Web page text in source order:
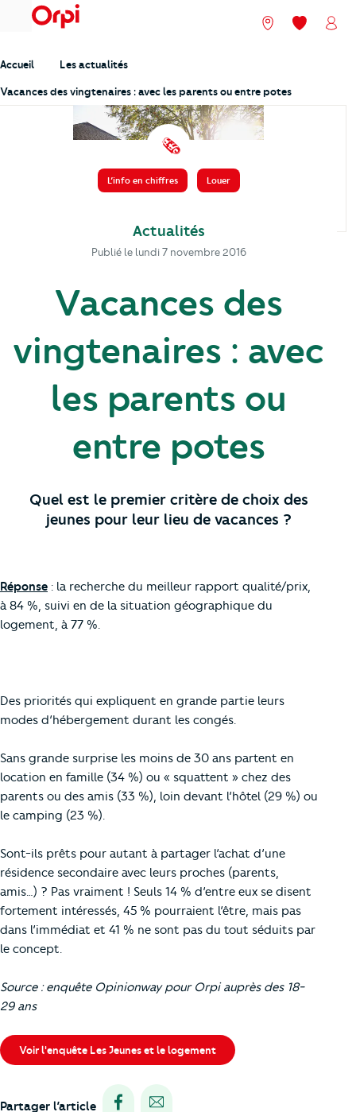
menu Nos agences
Mes
Accueil Les actualités
Vacances des vingtenaires : avec les parents ou entre potes
️ 🗞️
L’info en chiffres Louer
Actualités
Publié le lundi 7 novembre 2016
Vacances des
vingtenaires : avec
les parents ou
entre potes
Quel est le premier critère de choix des
jeunes pour leur lieu de vacances ?
Réponse : la recherche du meilleur rapport qualité/prix,
à 84 %, suivi en de la situation géographique du
logement, à 77 %.
Des priorités qui expliquent en grande partie leurs
modes d’hébergement durant les congés.
Sans grande surprise les moins de 30 ans partent en
location en famille (34 %) ou « squattent » chez des
parents ou des amis (33 %), loin devant l’hôtel (29 %) ou
le camping (23 %).
Sont-ils prêts pour autant à partager l’achat d’une
résidence secondaire avec leurs proches (parents,
amis…) ? Pas vraiment ! Seuls 14 % d’entre eux se disent
fortement intéressés, 45 % pourraient l’être, mais pas
dans l’immédiat et 41 % ne sont pas du tout séduits par
le concept.
Source : enquête Opinionway pour Orpi auprès des 18-
29 ans
Voir l'enquête Les Jeunes et le logement
Partager l’article
Partager via facebook
Partager via e-mail